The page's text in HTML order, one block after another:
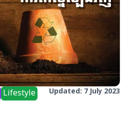
Lifestyle
Updated: 7 July 2023